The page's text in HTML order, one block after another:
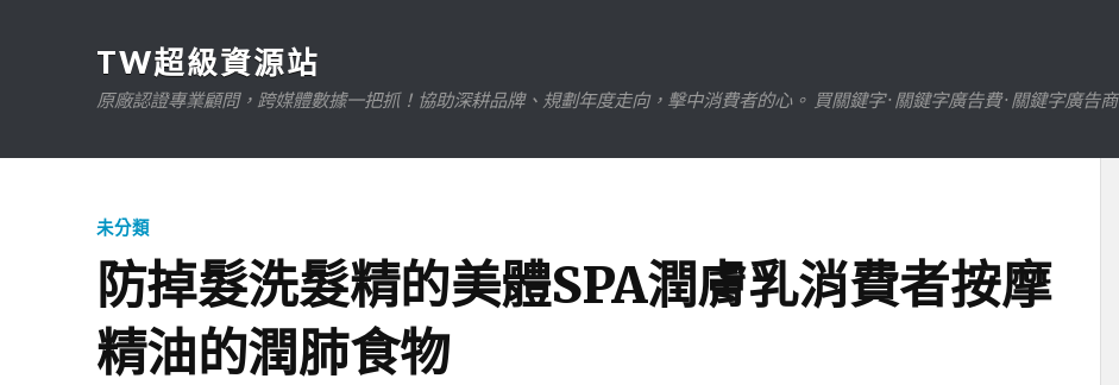
TW超級資源站
原廠認證專業顧問，跨媒體數據一把抓！協助深耕品牌、規劃年度走向，擊中消費者的心。 買關鍵字 · 關鍵字廣告費 · 關鍵字廣告商
未分類
防掉髮洗髮精的美體SPA潤膚乳消費者按摩
精油的潤肺食物